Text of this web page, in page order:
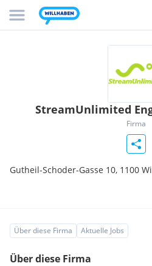
StreamUnlimited
Firma
Gutheil-Schoder-Gasse 10, 1100
Über diese Firma Aktuelle Jobs
Über diese Firma